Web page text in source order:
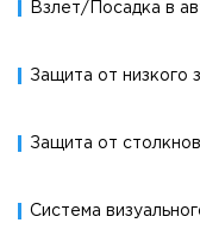
Взлет/Посадка в
Защита от низкого
Защита от
Система